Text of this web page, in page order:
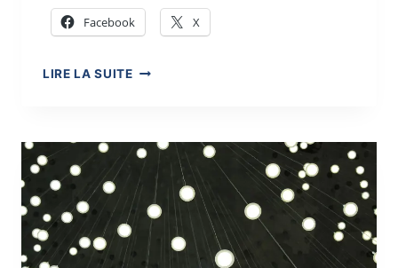
Facebook X
LIRE LA SUITE}
LE
PALMARÈS
2014